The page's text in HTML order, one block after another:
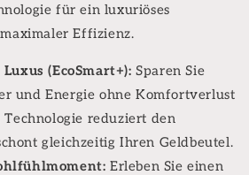
für ein luxuriöses
Effizienz.
(EcoSmart+): Sparen Sie
und Energie ohne Komfortverlust
reduziert den
gleichzeitig Ihren Geldbeutel.
Erleben Sie einen